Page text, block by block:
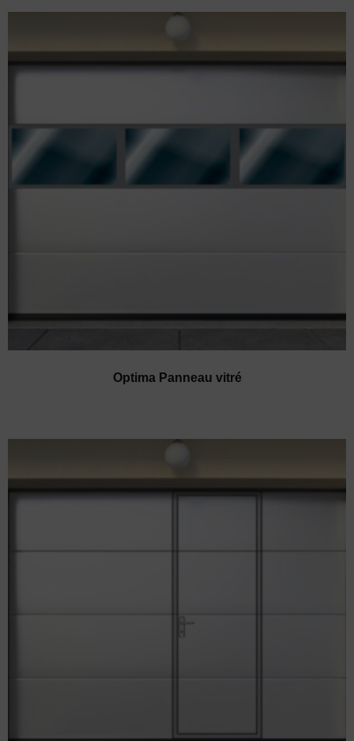
Optima Panneau vitré